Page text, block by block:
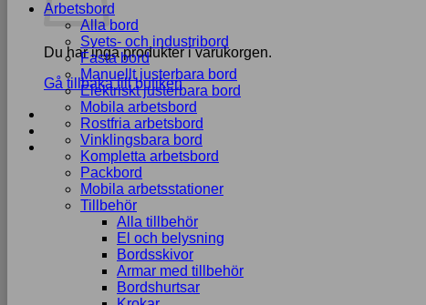
Du har inga produkter i varukorgen.
Gå tillbaka till butiken
Arbetsbord
Alla bord
Svets- och industribord
Fasta bord
Manuellt justerbara bord
Elektriskt justerbara bord
Mobila arbetsbord
Rostfria arbetsbord
Vinklingsbara bord
Kompletta arbetsbord
Packbord
Mobila arbetsstationer
Tillbehör
Alla tillbehör
El och belysning
Bordsskivor
Armar med tillbehör
Bordshurtsar